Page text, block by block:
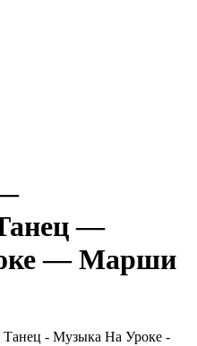
—
— Марши